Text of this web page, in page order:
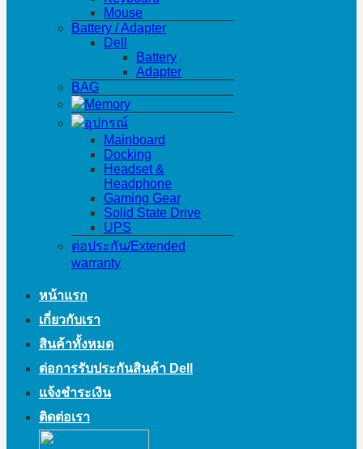
Mouse
Battery / Adapter
Dell
Battery
Adapter
BAG
Memory
อุปกรณ์
Mainboard
Docking
Headset &
Headphone
Gaming Gear
Solid State Drive
UPS
ต่อประกัน/Extended
warranty
หน้าแรก
เกี่ยวกับเรา
สินค้าทั้งหมด
ต่อการรับประกันสินค้า Dell
แจ้งชำระเงิน
ติดต่อเรา